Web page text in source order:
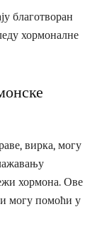
благотворан
хормоналне
вирка, могу
хормона. Ове
могу помоћи у